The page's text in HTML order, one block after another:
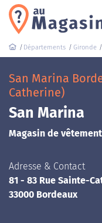
Départements Gironde
San Marina
Catherine)
San Marina
Magasin de vêtement
Adresse & Contact
81 - 83 Rue Sainte-
33000 Bordeaux